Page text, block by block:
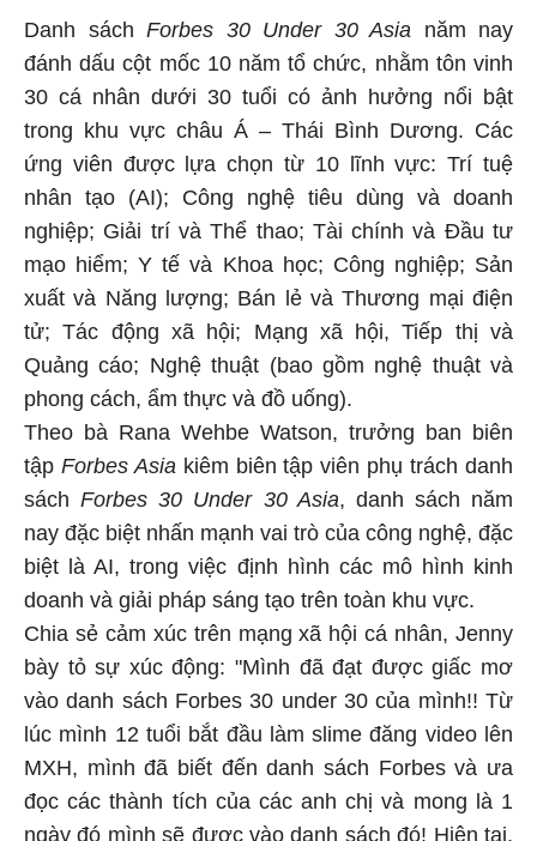
Danh sách Forbes 30 Under 30 Asia năm nay
đánh dấu cột mốc 10 năm tổ chức, nhằm tôn vinh
30 cá nhân dưới 30 tuổi có ảnh hưởng nổi bật
trong khu vực châu Á – Thái Bình Dương. Các
ứng viên được lựa chọn từ 10 lĩnh vực: Trí tuệ
nhân tạo (AI); Công nghệ tiêu dùng và doanh
nghiệp; Giải trí và Thể thao; Tài chính và Đầu tư
mạo hiểm; Y tế và Khoa học; Công nghiệp; Sản
xuất và Năng lượng; Bán lẻ và Thương mại điện
tử; Tác động xã hội; Mạng xã hội, Tiếp thị và
Quảng cáo; Nghệ thuật (bao gồm nghệ thuật và
phong cách, ẩm thực và đồ uống).
Theo bà Rana Wehbe Watson, trưởng ban biên
tập Forbes Asia kiêm biên tập viên phụ trách danh
sách Forbes 30 Under 30 Asia , danh sách năm
nay đặc biệt nhấn mạnh vai trò của công nghệ, đặc
biệt là AI, trong việc định hình các mô hình kinh
doanh và giải pháp sáng tạo trên toàn khu vực.
Chia sẻ cảm xúc trên mạng xã hội cá nhân, Jenny
bày tỏ sự xúc động: "Mình đã đạt được giấc mơ
vào danh sách Forbes 30 under 30 của mình!! Từ
lúc mình 12 tuổi bắt đầu làm slime đăng video lên
MXH, mình đã biết đến danh sách Forbes và ưa
đọc các thành tích của các anh chị và mong là 1
ngày đó mình sẽ được vào danh sách đó! Hiện tại,